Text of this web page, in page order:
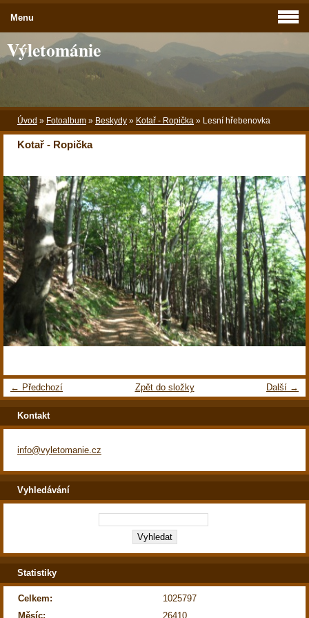
Výletománie
Úvod » Fotoalbum » Beskydy » Kotař - Ropička » Lesní hřebenovka
Kotař - Ropička
← Předchozí Další →
Zpět do složky
Menu
Kontakt
info@vyletomanie.cz
Vyhledávání
Statistiky
Celkem:
1025797
Měsíc:
26410